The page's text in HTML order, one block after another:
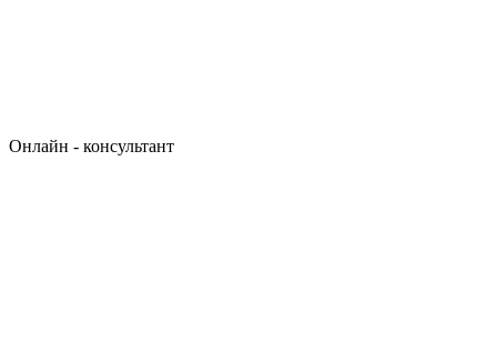
Онлайн - консультант